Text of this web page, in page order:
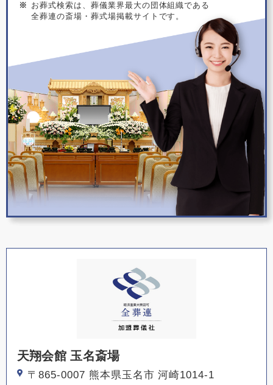
※
お葬式検索は、葬儀業界最大の団体組織である
全葬連の斎場・葬式場掲載サイトです。
天翔会館 玉名斎場
〒865-0007 熊本県玉名市 河崎1014-1